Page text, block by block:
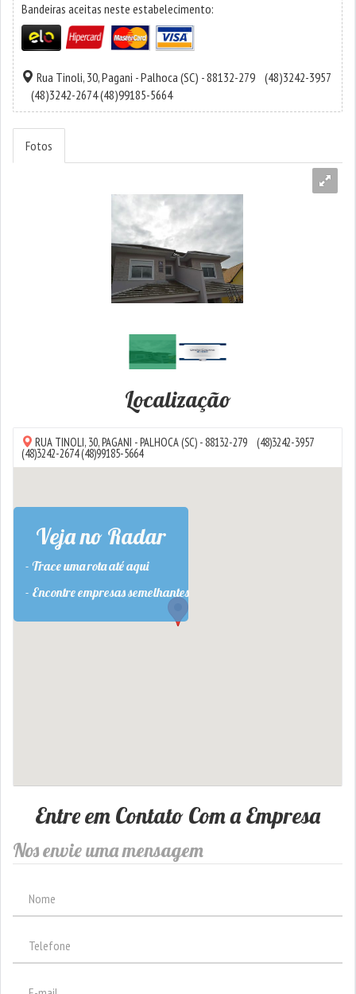
Bandeiras aceitas neste estabelecimento:
Rua Tinoli, 30,Pagani -Palhoca (SC) - 88132-279 (48)3242-3957
(48)3242-2674(48)99185-5664
Fotos
Localização
RUA TINOLI, 30,PAGANI -PALHOCA (SC) - 88132-279 (48)3242-3957
(48)3242-2674 (48)99185-5664
Veja no Radar
- Trace uma rota até aqui
- Encontre empresas semelhantes
Entre em Contato Com a Empresa
Nos envie uma mensagem